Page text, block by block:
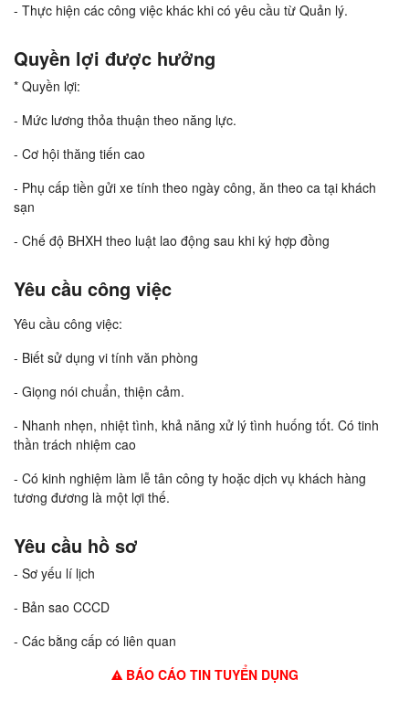
- Thực hiện các công việc khác khi có yêu cầu từ Quản lý.
Quyền lợi được hưởng
* Quyền lợi:
- Mức lương thỏa thuận theo năng lực.
- Cơ hội thăng tiến cao
- Phụ cấp tiền gửi xe tính theo ngày công, ăn theo ca tại khách
sạn
- Chế độ BHXH theo luật lao động sau khi ký hợp đồng
Yêu cầu công việc
Yêu cầu công việc:
- Biết sử dụng vi tính văn phòng
- Giọng nói chuẩn, thiện cảm.
- Nhanh nhẹn, nhiệt tình, khả năng xử lý tình huống tốt. Có tinh
thần trách nhiệm cao
- Có kinh nghiệm làm lễ tân công ty hoặc dịch vụ khách hàng
tương đương là một lợi thế.
Yêu cầu hồ sơ
- Sơ yếu lí lịch
- Bản sao CCCD
- Các bằng cấp có liên quan
BÁO CÁO TIN TUYỂN DỤNG